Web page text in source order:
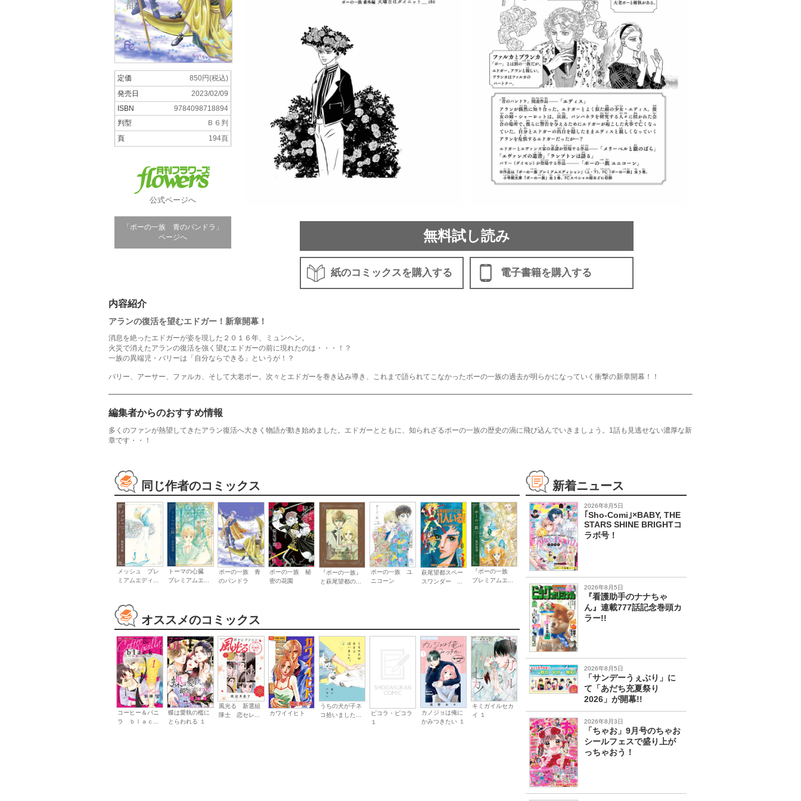
定価
850円(税込)
発売日
2023/02/09
ISBN
9784098718894
判型
Ｂ６判
頁
194頁
公式ページへ
「ポーの一族 青のパンドラ」
ページへ
無料試し読み
紙のコミックスを購入する 電子書籍を購入する
内容紹介
アランの復活を望むエドガー！新章開幕！
消息を絶ったエドガーが姿を現した２０１６年、ミュンヘン。
火災で消えたアランの復活を強く望むエドガーの前に現れたのは・・・！？
一族の異端児・バリーは「自分ならできる」というが！？
バリー、アーサー、ファルカ、そして大老ポー。次々とエドガーを巻き込み導き、これまで語られてこなかったポーの一族の過去が明らかになっていく衝撃の新章開幕！！
編集者からのおすすめ情報
多くのファンが熱望してきたアラン復活へ大きく物語が動き始めました。エドガーとともに、知られざるポーの一族の歴史の渦に飛び込んでいきましょう。1話も見逃せない濃厚な新
章です・・！
同じ作者のコミックス
メッシュ プレ
ミアムエディ...
トーマの心臓
プレミアムエ...
ポーの一族 青
のパンドラ
ポーの一族 秘
密の花園
『ポーの一族』
と萩尾望都の...
ポーの一族 ユ
ニコーン
萩尾望都スペー
スワンダー ...
『ポーの一族
プレミアムエ...
オススメのコミックス
コーヒー＆バニ
ラ ｂｌａｃ...
蝶は愛執の檻に
とらわれる １
風光る 新選組
隊士 恋セレ...
カワイイヒト
うちの犬が子ネ
コ拾いました...
ピコラ・ピコラ
１
カノジョは俺に
かみつきたい １
キミガイルセカ
イ １
新着ニュース
2026年8月5日
｢Sho-Comi｣×BABY, THE
STARS SHINE BRIGHTコ
ラボ号！
2026年8月5日
『看護助手のナナちゃ
ん』連載777話記念巻頭カ
ラー!!
2026年8月5日
「サンデーうぇぶり」に
て「あだち充夏祭り
2026」が開幕!!
2026年8月3日
「ちゃお」9月号のちゃお
シールフェスで盛り上が
っちゃおう！